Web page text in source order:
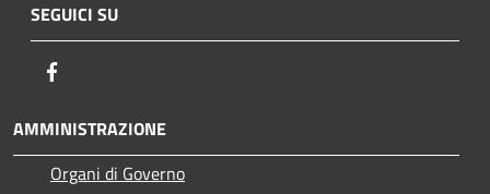
SEGUICI SU
AMMINISTRAZIONE
Organi di Governo